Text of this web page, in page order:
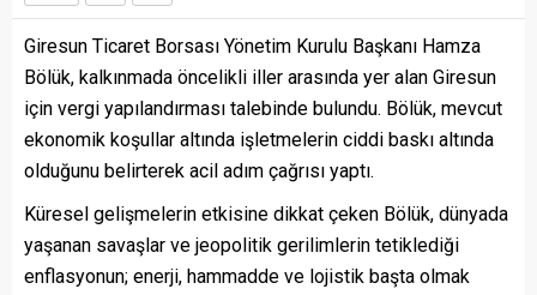
Giresun Ticaret Borsası Yönetim Kurulu Başkanı Hamza
Bölük, kalkınmada öncelikli iller arasında yer alan Giresun
için vergi yapılandırması talebinde bulundu. Bölük, mevcut
ekonomik koşullar altında işletmelerin ciddi baskı altında
olduğunu belirterek acil adım çağrısı yaptı.
Küresel gelişmelerin etkisine dikkat çeken Bölük, dünyada
yaşanan savaşlar ve jeopolitik gerilimlerin tetiklediği
enflasyonun; enerji, hammadde ve lojistik başta olmak